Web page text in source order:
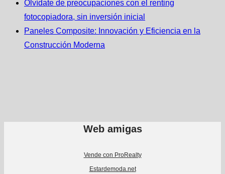
Olvídate de preocupaciones con el renting
fotocopiadora, sin inversión inicial
Paneles Composite: Innovación y Eficiencia en la
Construcción Moderna
Web amigas
Vende con ProRealty
Estardemoda.net